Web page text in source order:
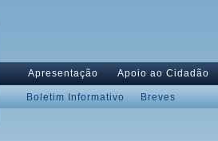
Apresentação Apoio ao Cidadão
Boletim Informativo Breves